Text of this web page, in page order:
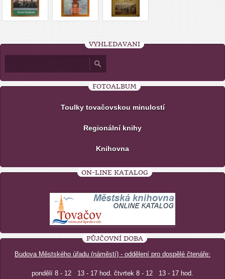
VYHLEDÁVÁNÍ
FOTOALBUM
Toulky tovačovskou minulostí
Regionální knihy
Knihovna
ON-LINE KATALOG
PŮJČOVNÍ DOBA
Budova Městského úřadu (náměstí) - oddělení pro dospělé čtenáře:
pondělí 8 - 12 13 - 17 hod. čtvrtek 8 - 12 13 - 17 hod.